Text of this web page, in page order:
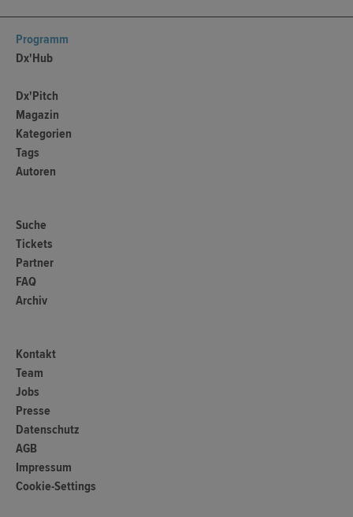
Programm
Dx'Hub
Dx'Pitch
Magazin
Kategorien
Tags
Autoren
Suche
Tickets
Partner
FAQ
Archiv
Kontakt
Team
Jobs
Presse
Datenschutz
AGB
Impressum
Cookie-Settings